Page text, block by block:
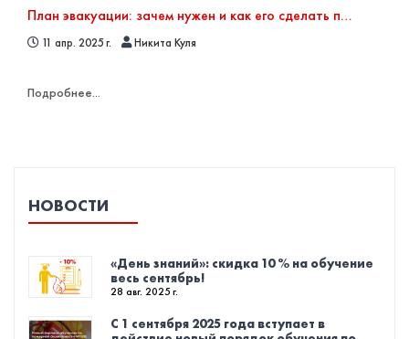
План эвакуации: зачем нужен и как его сделать правильно
11 апр. 2025 г. Никита Куля
Подробнее...
НОВОСТИ
«День знаний»: скидка 10 % на обучение
весь сентябрь!
28 авг. 2025 г.
С 1 сентября 2025 года вступает в